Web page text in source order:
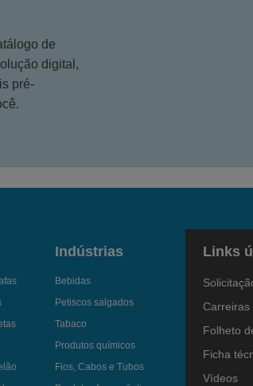
de
digital,
pré-
Indústrias
Bebidas
Petiscos salgados
Tabaco
Produtos químicos
Fios, Cabos e Tubos
Links
Carreiras
Folheto
Ficha
Vídeos